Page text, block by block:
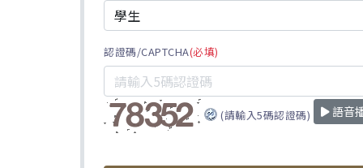
認證碼/CAPTCHA(必填)
(請輸入5碼認證碼) 語音